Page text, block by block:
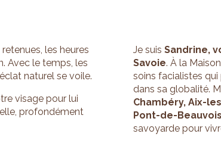
les heures
Avec le temps, les
naturel se voile.
visage pour lui
profondément
Je suis Sandrine,
Savoie. À la
soins facialistes
dans sa globalité.
Chambéry, Aix-
Pont-de-
savoyarde pour